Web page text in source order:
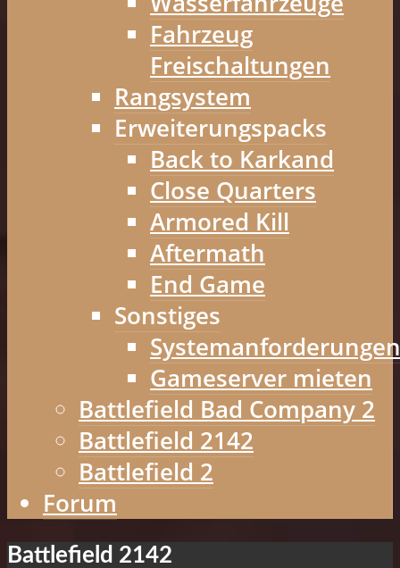
Fahrzeug
Freischaltungen
Rangsystem
Erweiterungspacks
Back to Karkand
Close Quarters
Armored Kill
Aftermath
End Game
Sonstiges
Systemanforderungen
Gameserver mieten
Battlefield Bad Company 2
Battlefield 2142
Battlefield 2
Forum
Battlefield 2142